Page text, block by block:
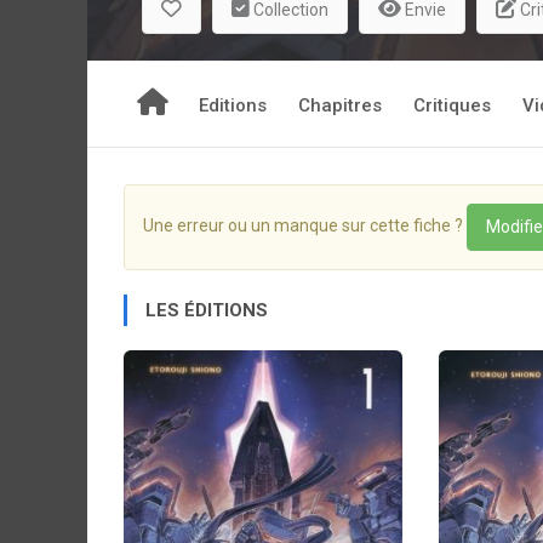
mystérieux robot, Lýsja va vivre les heures les
Collection Envie
Editions Chapitres Critiques
Une erreur ou un manque sur cette fiche ?
LES ÉDITIONS